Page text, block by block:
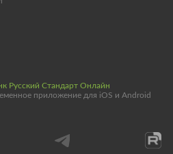
Русский Стандарт Онлайн
приложение для iOS и Android